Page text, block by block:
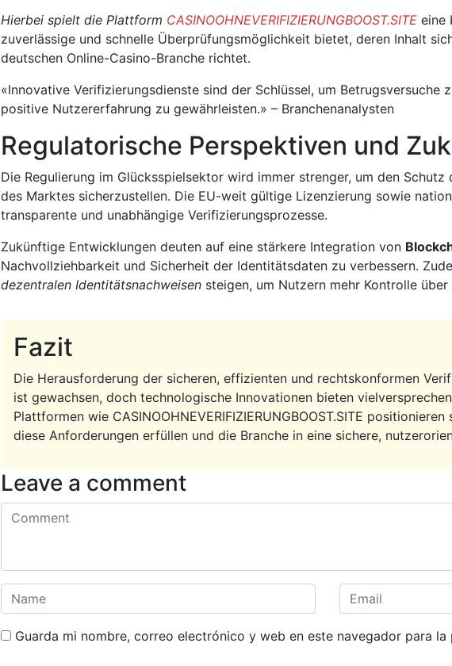
Hierbei spielt die Plattform CASINOOHNEVERIFIZIERUNGBOOST.SITEeine
zuverlässige und schnelle Überprüfungsmöglichkeit bietet, deren Inhalt
deutschen Online-Casino-Branche richtet.
«Innovative Verifizierungsdienste sind der Schlüssel, um Betrugsversuche
positive Nutzererfahrung zu gewährleisten.» – Branchenanalysten
Regulatorische Perspektiven und
Die Regulierung im Glücksspielsektor wird immer strenger, um den
des Marktes sicherzustellen. Die EU-weit gültige Lizenzierung sowie
transparente und unabhängige Verifizierungsprozesse.
Zukünftige Entwicklungen deuten auf eine stärkere Integration von
Nachvollziehbarkeit und Sicherheit der Identitätsdaten zu verbessern.
dezentralen Identitätsnachweisensteigen, um Nutzern mehr Kontrolle über
Fazit
Die Herausforderung der sicheren, effizienten und rechtskonformen
ist gewachsen, doch technologische Innovationen bieten
Plattformen wie CASINOOHNEVERIFIZIERUNGBOOST.SITE
diese Anforderungen erfüllen und die Branche in eine sichere,
Leave a comment
Guarda mi nombre, correo electrónico y web en este navegador para